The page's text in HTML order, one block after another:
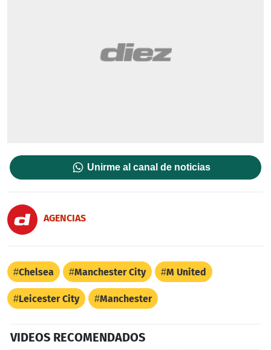
Unirme al canal de noticias
AGENCIAS
Chelsea Manchester City M United
Leicester City Manchester
VIDEOS RECOMENDADOS